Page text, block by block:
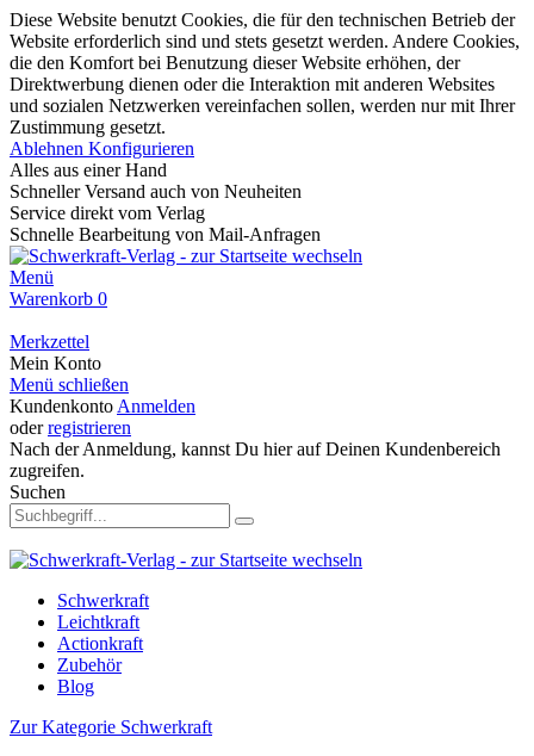
Diese Website benutzt Cookies, die für den technischen Betrieb der
Website erforderlich sind und stets gesetzt werden. Andere Cookies,
die den Komfort bei Benutzung dieser Website erhöhen, der
Direktwerbung dienen oder die Interaktion mit anderen Websites
und sozialen Netzwerken vereinfachen sollen, werden nur mit Ihrer
Zustimmung gesetzt.
Ablehnen Konfigurieren
Alles aus einer Hand
Schneller Versand auch von Neuheiten
Service direkt vom Verlag
Schnelle Bearbeitung von Mail-Anfragen
Menü
Warenkorb 0
Merkzettel
Mein Konto
Menü schließen
Kundenkonto Anmelden
oderregistrieren
Nach der Anmeldung, kannst Du hier auf Deinen Kundenbereich
zugreifen.
Suchen
Schwerkraft
Leichtkraft
Actionkraft
Zubehör
Blog
Zur Kategorie Schwerkraft